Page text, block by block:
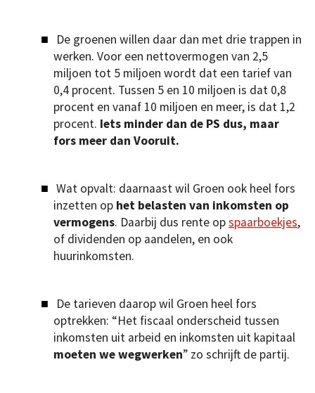
De groenen willen daar dan met drie trappen in
werken. Voor een nettovermogen van 2,5
miljoen tot 5 miljoen wordt dat een tarief van
0,4 procent. Tussen 5 en 10 miljoen is dat 0,8
procent en vanaf 10 miljoen en meer, is dat 1,2
procent. Iets minder dan de PS dus, maar
fors meer dan Vooruit.
Wat opvalt: daarnaast wil Groen ook heel fors
inzetten op het belasten van inkomsten op
vermogens. Daarbij dus rente opspaarboekjes,
of dividenden op aandelen, en ook
huurinkomsten.
De tarieven daarop wil Groen heel fors
optrekken: “Het fiscaal onderscheid tussen
inkomsten uit arbeid en inkomsten uit kapitaal
moeten we wegwerken” zo schrijft de partij.